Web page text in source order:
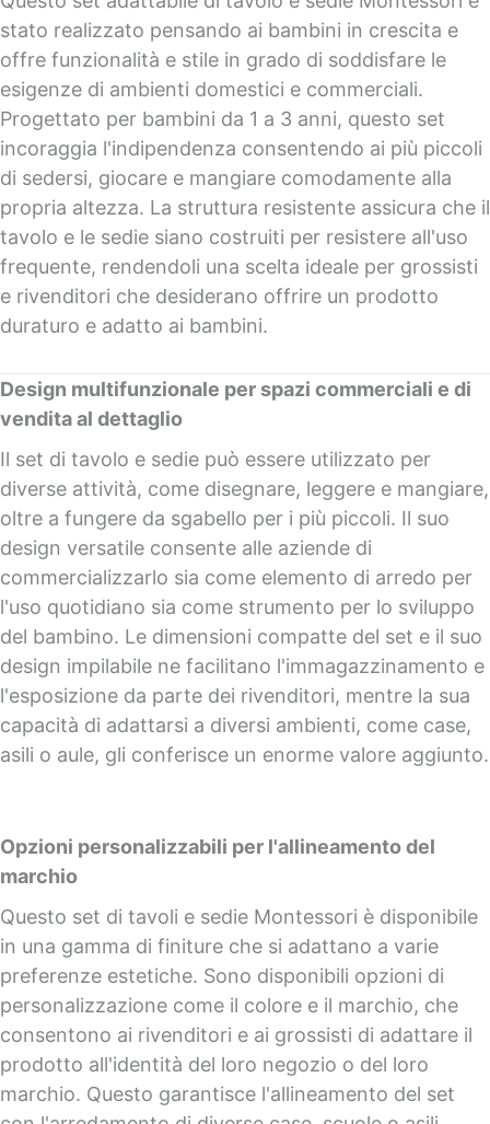
stato realizzato pensando ai bambini in crescita e
offre funzionalità e stile in grado di soddisfare le
esigenze di ambienti domestici e commerciali.
Progettato per bambini da 1 a 3 anni, questo set
incoraggia l'indipendenza consentendo ai più piccoli
di sedersi, giocare e mangiare comodamente alla
propria altezza. La struttura resistente assicura che il
tavolo e le sedie siano costruiti per resistere all'uso
frequente, rendendoli una scelta ideale per grossisti
e rivenditori che desiderano offrire un prodotto
duraturo e adatto ai bambini.
Design multifunzionale per spazi commerciali e di
vendita al dettaglio
Il set di tavolo e sedie può essere utilizzato per
diverse attività, come disegnare, leggere e mangiare,
oltre a fungere da sgabello per i più piccoli. Il suo
design versatile consente alle aziende di
commercializzarlo sia come elemento di arredo per
l'uso quotidiano sia come strumento per lo sviluppo
del bambino. Le dimensioni compatte del set e il suo
design impilabile ne facilitano l'immagazzinamento e
l'esposizione da parte dei rivenditori, mentre la sua
capacità di adattarsi a diversi ambienti, come case,
asili o aule, gli conferisce un enorme valore aggiunto.
Opzioni personalizzabili per l'allineamento del
marchio
Questo set di tavoli e sedie Montessori è disponibile
in una gamma di finiture che si adattano a varie
preferenze estetiche. Sono disponibili opzioni di
personalizzazione come il colore e il marchio, che
consentono ai rivenditori e ai grossisti di adattare il
prodotto all'identità del loro negozio o del loro
marchio. Questo garantisce l'allineamento del set